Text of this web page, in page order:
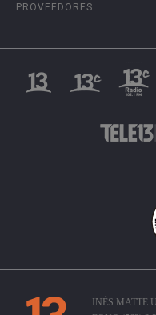
PROVEEDORES
INÉS MATTE